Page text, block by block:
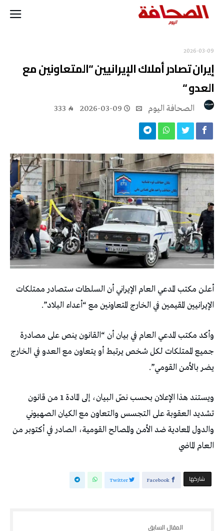
2026-03-09
إيران تصادر أملاك الإيرانيين “المتعاونين مع
العدو “
2026-03-09
333
أعلن مكتب المدعي العام الإيراني أن السلطات ستصادر ممتلكات
الإيرانيين المقيمين في الخارج المتعاونين مع “أعداء البلاد”.
وأكد مكتب المدعي العام في بيان أن “القانون ينص على مصادرة
جميع الممتلكات لكل شخص يرتبط أو يتعاون مع العدو في الخارج
يضر بالأمن القومي”.
ويستند هذا الإعلان بحسب نصّ البيان، إلى المادة 1 من قانون
تشديد العقوبة على التجسس والتعاون مع الكيان الصهيوني
والدول المعادية ضد الأمن والمصالح القومية، الصادر في أكتوبر من
العام الماضي
‫‫ شاركها‬ Facebook
Twitter